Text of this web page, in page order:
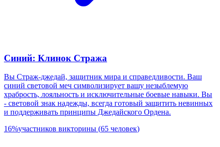
Синий: Клинок Стража
Вы Страж-джедай, защитник мира и справедливости. Ваш
синий световой меч символизирует вашу незыблемую
храбрость, лояльность и исключительные боевые навыки. Вы
- световой знак надежды, всегда готовый защитить невинных
и поддерживать принципы Джедайского Ордена.
16%участников викторины (65 человек)